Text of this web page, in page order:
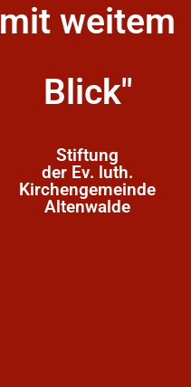
mit weitem
Blick"
Stiftung
der Ev. luth.
Kirchengemeinde
Altenwalde